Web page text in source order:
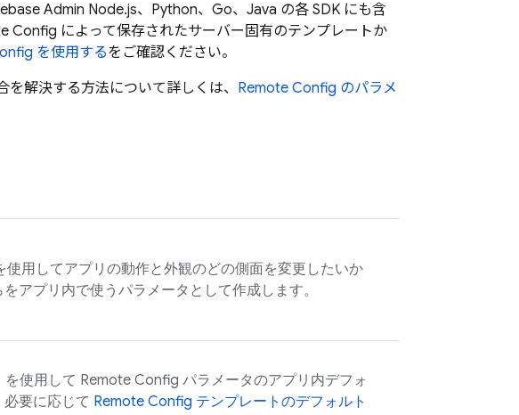
Admin Node.js、Python、Go、Java の各 SDK にも含
Config によって保存されたサーバー固有のテンプレートか
を使用するをご確認ください。
を解決する方法について詳しくは、 Remote Config のパラメ
使用してアプリの動作と外観のどの側面を変更したいか
アプリ内で使うパラメータとして作成します。
を使用して Remote Config パラメータのアプリ内デフォ
要に応じて Remote Config テンプレートのデフォルト